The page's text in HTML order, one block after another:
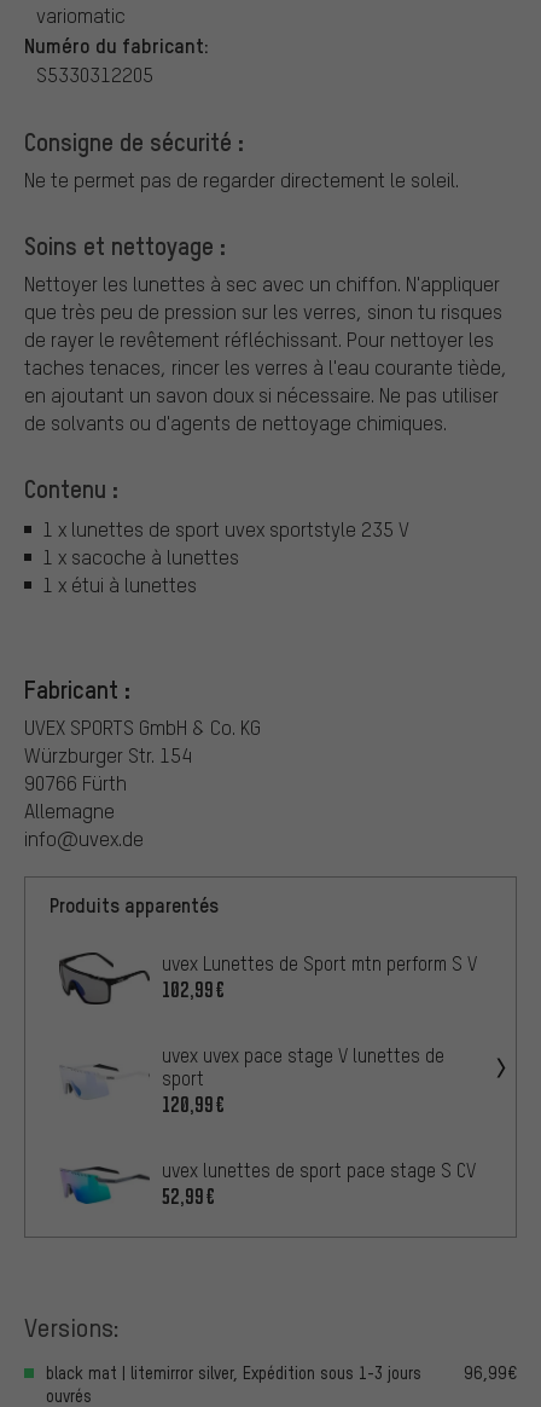
variomatic
Numéro du fabricant:
S5330312205
Consigne de sécurité :
Ne te permet pas de regarder directement le soleil.
Soins et nettoyage :
Nettoyer les lunettes à sec avec un chiffon. N'appliquer
que très peu de pression sur les verres, sinon tu risques
de rayer le revêtement réfléchissant. Pour nettoyer les
taches tenaces, rincer les verres à l'eau courante tiède,
en ajoutant un savon doux si nécessaire. Ne pas utiliser
de solvants ou d'agents de nettoyage chimiques.
Contenu :
1 x lunettes de sport uvex sportstyle 235 V
1 x sacoche à lunettes
1 x étui à lunettes
Fabricant :
UVEX SPORTS GmbH & Co. KG
Würzburger Str. 154
90766 Fürth
Allemagne
info@uvex.de
Produits apparentés
uvex Lunettes de Sport mtn perform S V
102,99€
uvex uvex pace stage V lunettes de
sport
120,99€
uvex lunettes de sport pace stage S CV
52,99€
Versions:
black mat | litemirror silver, Expédition sous 1-3 jours
ouvrés
96,99€